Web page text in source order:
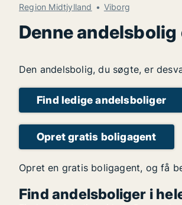
Region Midtjylland Viborg
Denne
Den andelsbolig, du søgte, er
Find ledige andelsboliger
Opret gratis boligagent
Opret en gratis boligagent, og få
Find andelsboliger i